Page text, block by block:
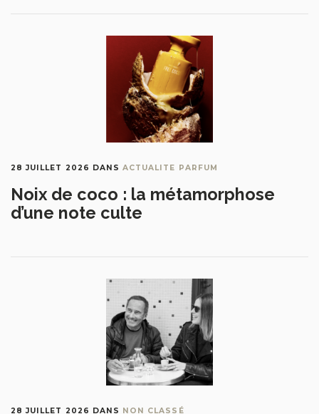
28 JUILLET 2026 DANSACTUALITE PARFUM
Noix de coco : la métamorphose
d’une note culte
28 JUILLET 2026 DANS NON CLASSÉ